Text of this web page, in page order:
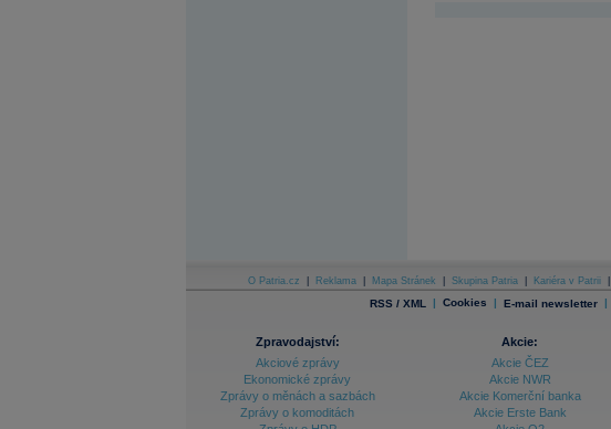
O Patria.cz Reklama Mapa Stránek Skupina Patria Kariéra v Patrii
RSS / XML | Cookies | E-mail newsletter |
Zpravodajství:
Akciové zprávy
Ekonomické zprávy
Zprávy o měnách a sazbách
Zprávy o komoditách
Akcie:
Akcie ČEZ
Akcie NWR
Akcie Komerční banka
Akcie Erste Bank